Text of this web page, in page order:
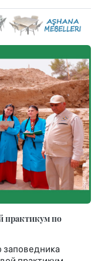
практикум по
заповедника